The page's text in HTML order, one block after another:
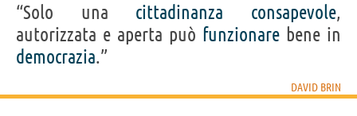
“Solo una cittadinanza consapevole,
autorizzata e aperta può funzionare bene in
democrazia.”
DAVID BRIN